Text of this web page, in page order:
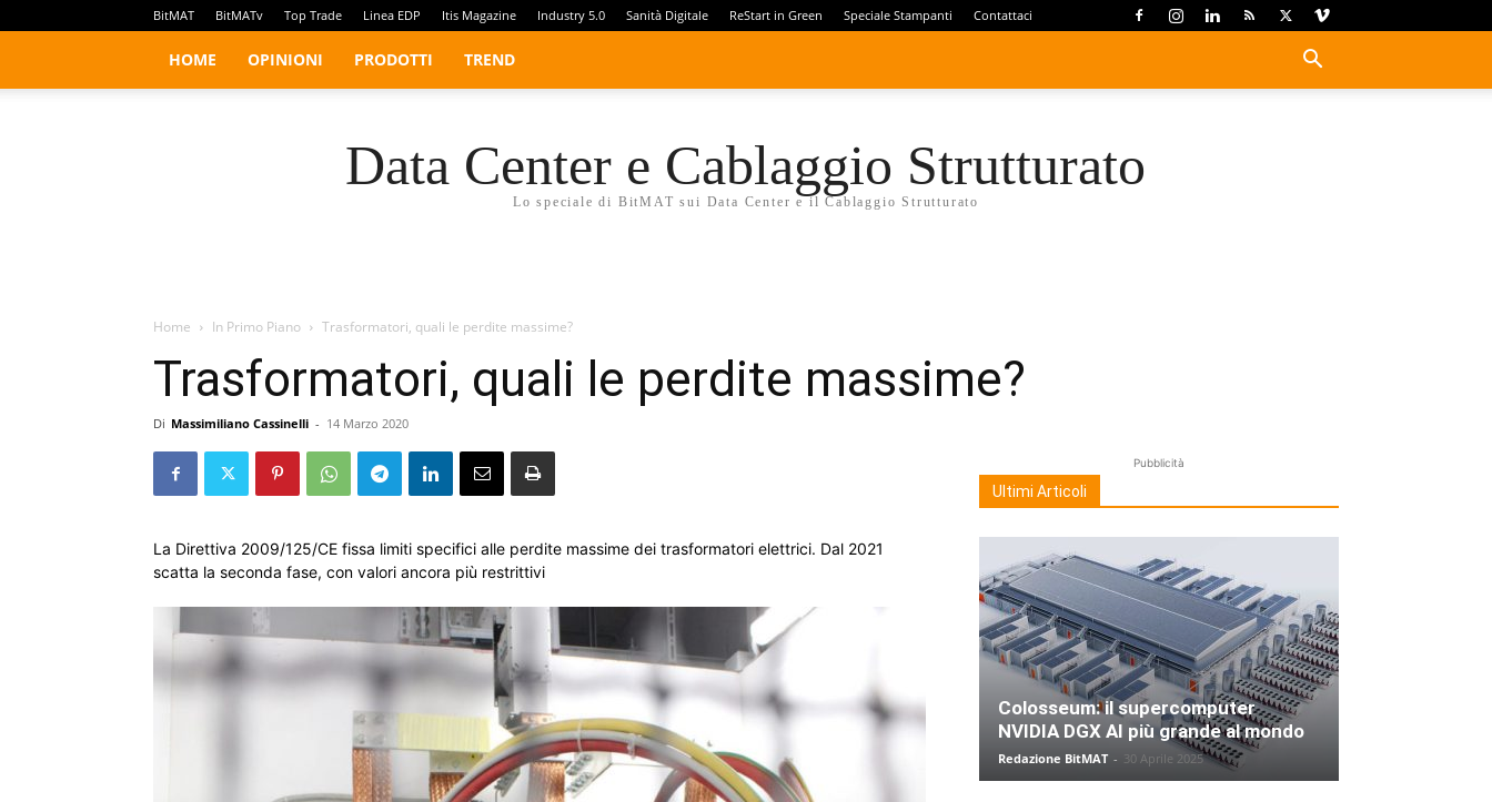
BitMAT BitMATv Top Trade Linea EDP Itis Magazine Industry 5.0 Sanità Digitale ReStart in Green Speciale Stampanti Contattaci
HOME OPINIONI PRODOTTI TREND
Data Center e Cablaggio Strutturato
Lo speciale di BitMAT sui Data Center e il Cablaggio Strutturato
Home In Primo Piano Trasformatori, quali le perdite massime?
Trasformatori, quali le perdite massime?
Di Massimiliano Cassinelli - 14 Marzo 2020
La Direttiva 2009/125/CE fissa limiti specifici alle perdite massime dei trasformatori elettrici. Dal 2021
scatta la seconda fase, con valori ancora più restrittivi
Pubblicità
Ultimi Articoli
Colosseum: il supercomputer
NVIDIA DGX AI più grande al mondo
Redazione BitMAT - 30 Aprile 2025